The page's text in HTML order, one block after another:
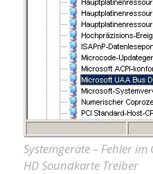
Systemgeräte – Fehler
HD Soundkarte Treiber